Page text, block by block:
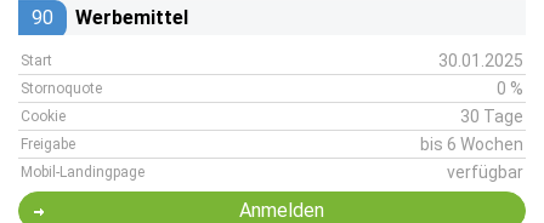
90 Werbemittel
Start 30.01.2025
Stornoquote 0 %
Cookie 30 Tage
Freigabe bis 6 Wochen
Mobil-Landingpage verfügbar
Anmelden